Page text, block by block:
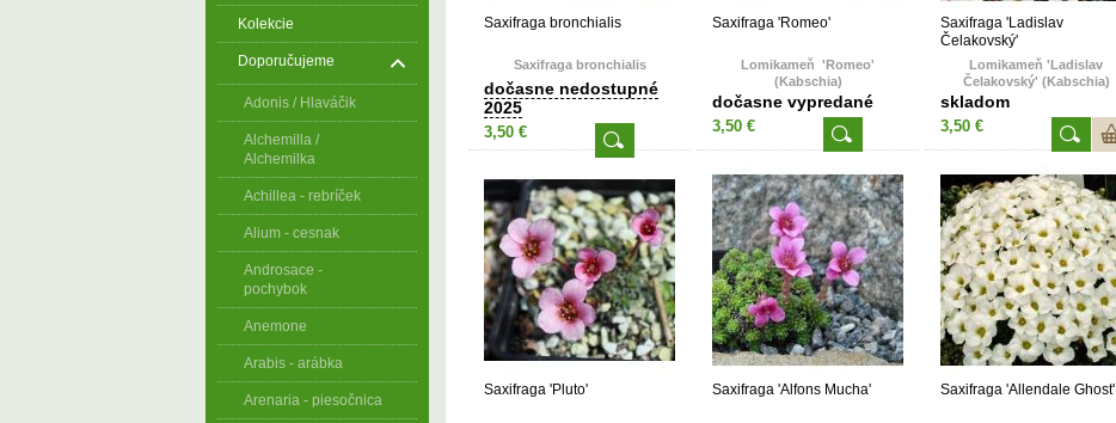
Kolekcie
Doporučujeme
Adonis / Hlaváčik
Alchemilla /
Alchemilka
Achillea - rebríček
Alium - cesnak
Androsace -
pochybok
Anemone
Arabis - arábka
Arenaria - piesočnica
Saxifraga bronchialis
Saxifraga bronchialis
dočasne nedostupné
2025
3,50 €
Saxifraga 'Romeo'
Lomikameň 'Romeo'
(Kabschia)
dočasne vypredané
3,50 €
Saxifraga 'Ladislav
Čelakovský'
Lomikameň 'Ladislav
Čelakovský' (Kabschia)
skladom
3,50 €
Saxifraga 'Pluto' Saxifraga 'Alfons Mucha' Saxifraga 'Allendale Ghost'